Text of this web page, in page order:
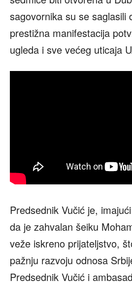
sagovornika su se saglasili
prestižna manifestacija
ugleda i sve većeg uticaja
Predsednik Vučić je,
da je zahvalan šeiku
veže iskreno prijateljstvo,
pažnju razvoju odnosa
Predsednik Vučić i